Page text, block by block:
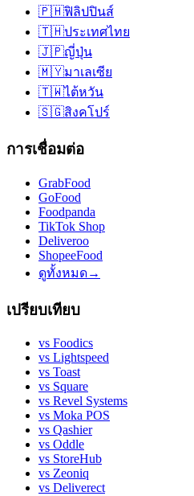
🇵🇭ฟิลิปปินส์
🇹🇭ประเทศไทย
🇯🇵ญี่ปุ่น
🇲🇾มาเลเซีย
🇹🇼ไต้หวัน
🇸🇬สิงคโปร์
การเชื่อมต่อ
GrabFood
GoFood
Foodpanda
TikTok Shop
Deliveroo
ShopeeFood
ดูทั้งหมด→
เปรียบเทียบ
vs Foodics
vs Lightspeed
vs Toast
vs Square
vs Revel Systems
vs Moka POS
vs Qashier
vs Oddle
vs StoreHub
vs Zeoniq
vs Deliverect